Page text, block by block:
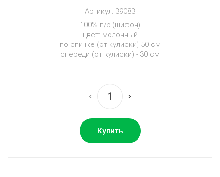
Артикул: 39083
100% п/э (шифон)
цвет: молочный
по спинке (от кулиски) 50 см
спереди (от кулиски) - 30 см
Купить